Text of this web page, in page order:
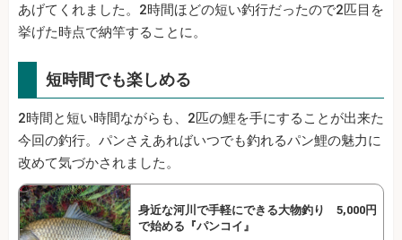
あげてくれました。2時間ほどの短い釣行だったので2匹目を
挙げた時点で納竿することに。
短時間でも楽しめる
2時間と短い時間ながらも、2匹の鯉を手にすることが出来た
今回の釣行。パンさえあればいつでも釣れるパン鯉の魅力に
改めて気づかされました。
身近な河川で手軽にできる大物釣り 5,000円
で始める『パンコイ』